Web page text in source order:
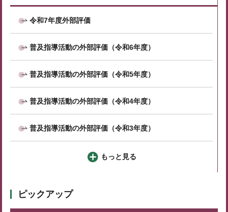
令和7年度外部評価
普及指導活動の外部評価（令和6年度）
普及指導活動の外部評価（令和5年度）
普及指導活動の外部評価（令和4年度）
普及指導活動の外部評価（令和3年度）
もっと見る
ピックアップ